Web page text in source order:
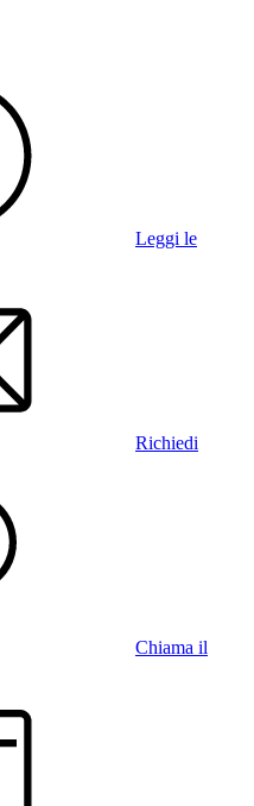
Leggi le
Richiedi
Chiama il